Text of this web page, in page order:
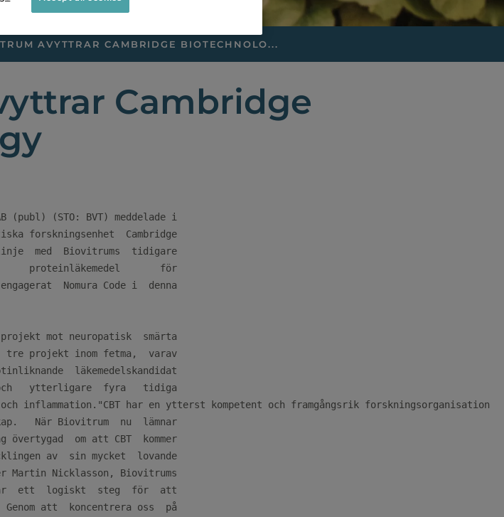
AVYTTRAR CAMBRIDGE BIOTECHNOLO...
Cambridge
(publ) (STO: BVT) meddelade i
forskningsenhet  Cambridge
med  Biovitrums  tidigare
proteinläkemedel       för
Nomura Code i  denna
mot neuropatisk  smärta
projekt inom fetma,  varav
läkemedelskandidat
ytterligare  fyra   tidiga
och inflammation."CBT har en ytterst kompetent och framgångsrik forskningsorganisation
När Biovitrum  nu  lämnar
om att CBT  kommer
av  sin mycket  lovande
Martin Nicklasson, Biovitrums
ett  logiskt  steg  för  att
att  koncentrera oss  på